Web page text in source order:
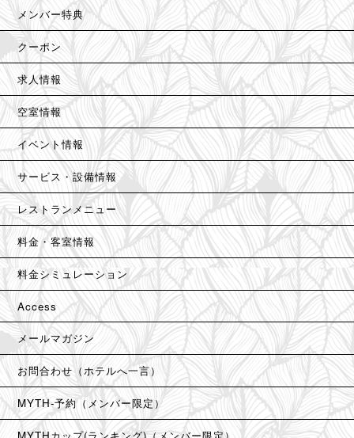
メンバー特典
クーポン
求人情報
空室情報
イベント情報
サービス・設備情報
レストランメニュー
料金・客室情報
料金シミュレーション
Access
メールマガジン
お問合わせ（ホテルへ一言）
MYTH-予約（メンバー限定）